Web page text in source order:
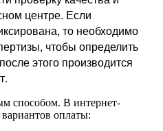
центре. Если
то необходимо
чтобы определить
этого производится
способом. В интернет-
оплаты: